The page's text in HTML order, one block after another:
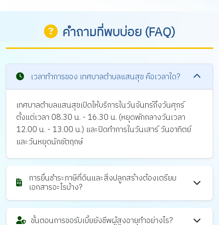
คำถามที่พบบ่อย (FAQ)
เวลาทำการของ เทศบาลตำบลแสนสุข คือเวลาใด?
เทศบาลตำบลแสนสุขเปิดให้บริการในวันจันทร์ถึงวันศุกร์
ตั้งแต่เวลา 08.30 น. - 16.30 น. (หยุดพักกลางวันเวลา
12.00 น. - 13.00 น.) และปิดทำการในวันเสาร์ วันอาทิตย์
และวันหยุดนักขัตฤกษ์
การยื่นชำระภาษีที่ดินและสิ่งปลูกสร้างต้องเตรียม
เอกสารอะไรบ้าง?
ขั้นตอนการขอรับเบี้ยยังชีพผู้สูงอายุทำอย่างไร?